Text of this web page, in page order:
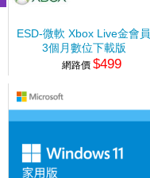
ESD-微軟 Xbox Live金會員
3個月數位下載版
網路價 $499